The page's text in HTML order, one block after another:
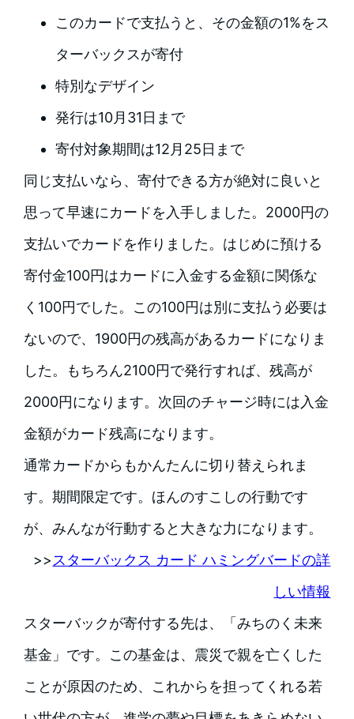
このカードで支払うと、その金額の1%をス
ターバックスが寄付
特別なデザイン
発行は10月31日まで
寄付対象期間は12月25日まで
同じ支払いなら、寄付できる方が絶対に良いと
思って早速にカードを入手しました。2000円の
支払いでカードを作りました。はじめに預ける
寄付金100円はカードに入金する金額に関係な
く100円でした。この100円は別に支払う必要は
ないので、1900円の残高があるカードになりま
した。もちろん2100円で発行すれば、残高が
2000円になります。次回のチャージ時には入金
金額がカード残高になります。
通常カードからもかんたんに切り替えられま
す。期間限定です。ほんのすこしの行動です
が、みんなが行動すると大きな力になります。
>> スターバックス カード ハミングバードの詳
しい情報
スターバックが寄付する先は、「みちのく未来
基金」です。この基金は、震災で親を亡くした
ことが原因のため、これからを担ってくれる若